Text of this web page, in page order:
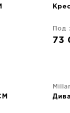
Под
73